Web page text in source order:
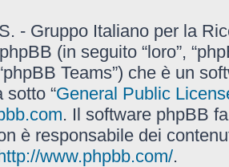
- Gruppo Italiano per la
(in seguito “loro”,
Teams”) che è un
sotto “General Public
. Il software phpBB
è responsabile dei
www.phpbb.com/.